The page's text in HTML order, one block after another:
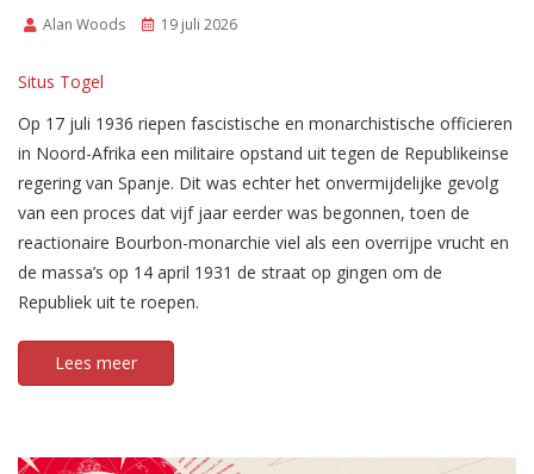
Alan Woods 19 juli 2026
Situs Togel
Op 17 juli 1936 riepen fascistische en monarchistische officieren
in Noord-Afrika een militaire opstand uit tegen de Republikeinse
regering van Spanje. Dit was echter het onvermijdelijke gevolg
van een proces dat vijf jaar eerder was begonnen, toen de
reactionaire Bourbon-monarchie viel als een overrijpe vrucht en
de massa’s op 14 april 1931 de straat op gingen om de
Republiek uit te roepen.
Lees meer